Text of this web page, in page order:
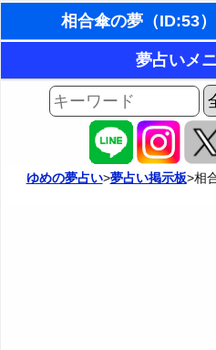
相合傘の夢（ID:53
東洋・西
ホラリ
手相占い
タロットカー
夢占いメ
AIゆめの夢占いチャット
夢占い掲示板
ゆめの夢占い>夢占い掲示板>相